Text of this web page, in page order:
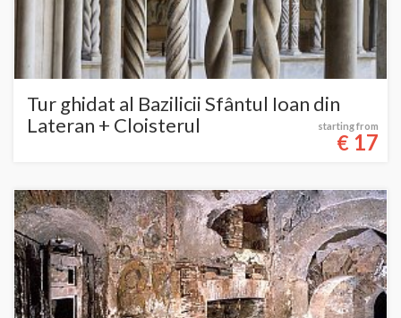
Tur ghidat al Bazilicii Sfântul Ioan din
Lateran + Cloisterul
starting from
€ 17